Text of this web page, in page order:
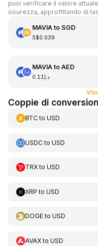
puoi verificare il valore
sicurezza, approfittando di
MAVIAto SGD
S$0.039
MAVIAto AED
د.إ0.11
Coppie di
BTCto USD
USDCto USD
TRXto USD
XRP to USD
DOGEto USD
AVAXto USD